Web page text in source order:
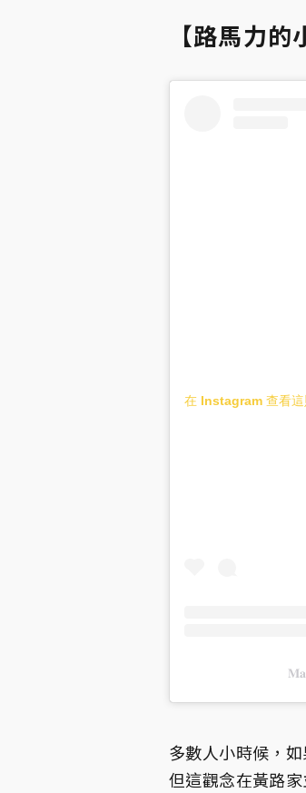
【路馬力
在 Instagram 查看這
多數人小時候，
但這觀念在黃路